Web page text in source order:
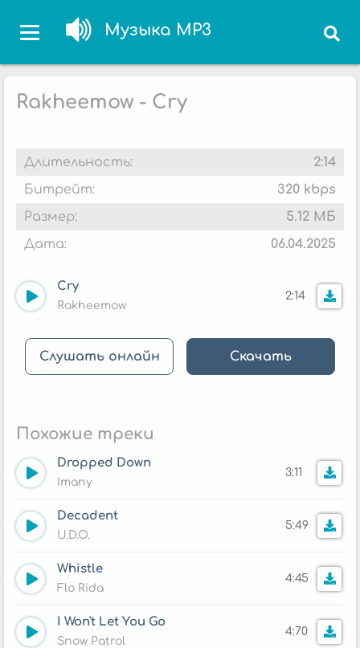
Музыка MP3
Rakheemow - Cry
Длительность:
2:14
Битрейт:
320 kbps
Размер:
5.12 МБ
Дата:
06.04.2025
Cry
Rakheemow
2:14
Слушать онлайн Скачать
Похожие треки
Dropped Down
Imany
3:11
Decadent
U.D.O.
5:49
Whistle
Flo Rida
4:45
I Won't Let You Go
Snow Patrol
4:70